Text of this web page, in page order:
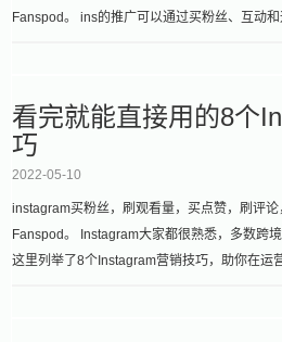
Fanspod。 ins的推广可以通过买粉丝、互动
看完就能直接用的8个
巧
2022-05-10
instagram买粉丝，刷观看量，买点赞，刷评论
Fanspod。 Instagram大家都很熟悉，多数跨
这里列举了8个Instagram营销技巧，助你在运